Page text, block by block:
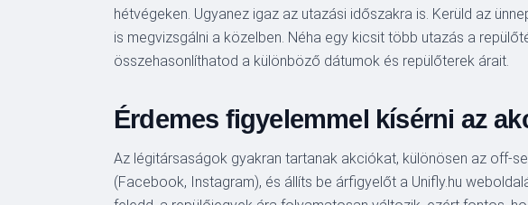
hétvégeken. Ugyanez igaz az utazási időszakra is. Kerüld az
is megvizsgálni a közelben. Néha egy kicsit több utazás a
összehasonlíthatod a különböző dátumok és repülőterek árait.
Érdemes figyelemmel kísérni az
Az légitársaságok gyakran tartanak akciókat, különösen az off-
(Facebook, Instagram), és állíts be árfigyelőt a Unifly.hu